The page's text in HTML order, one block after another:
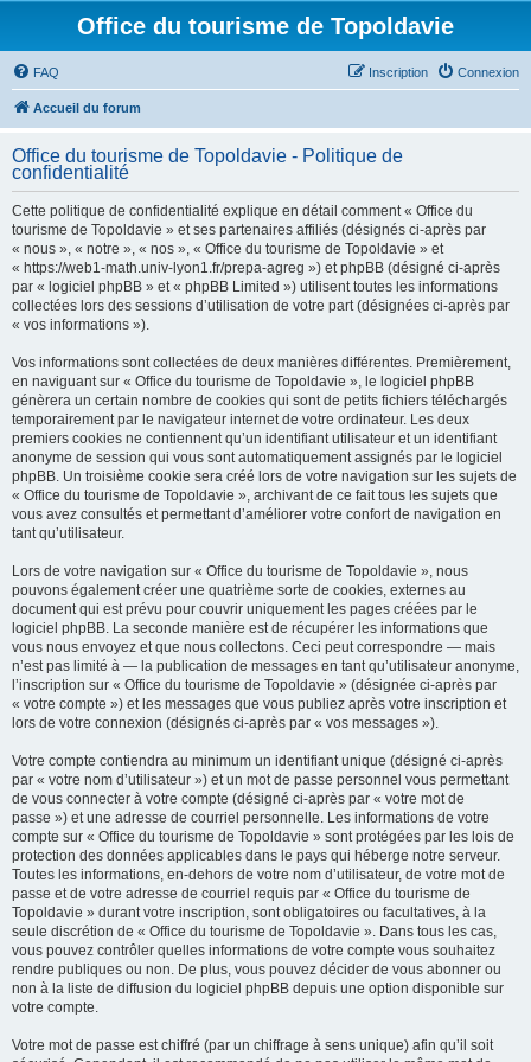
Office du tourisme de Topoldavie
FAQ Connexion
Inscription
Accueil du forum
Office du tourisme de Topoldavie - Politique de
confidentialité
Cette politique de confidentialité explique en détail comment « Office du
tourisme de Topoldavie » et ses partenaires affiliés (désignés ci-après par
« nous », « notre », « nos », « Office du tourisme de Topoldavie » et
« https://web1-math.univ-lyon1.fr/prepa-agreg ») et phpBB (désigné ci-après
par « logiciel phpBB » et « phpBB Limited ») utilisent toutes les informations
collectées lors des sessions d’utilisation de votre part (désignées ci-après par
« vos informations »).
Vos informations sont collectées de deux manières différentes. Premièrement,
en naviguant sur « Office du tourisme de Topoldavie », le logiciel phpBB
génèrera un certain nombre de cookies qui sont de petits fichiers téléchargés
temporairement par le navigateur internet de votre ordinateur. Les deux
premiers cookies ne contiennent qu’un identifiant utilisateur et un identifiant
anonyme de session qui vous sont automatiquement assignés par le logiciel
phpBB. Un troisième cookie sera créé lors de votre navigation sur les sujets de
« Office du tourisme de Topoldavie », archivant de ce fait tous les sujets que
vous avez consultés et permettant d’améliorer votre confort de navigation en
tant qu’utilisateur.
Lors de votre navigation sur « Office du tourisme de Topoldavie », nous
pouvons également créer une quatrième sorte de cookies, externes au
document qui est prévu pour couvrir uniquement les pages créées par le
logiciel phpBB. La seconde manière est de récupérer les informations que
vous nous envoyez et que nous collectons. Ceci peut correspondre — mais
n’est pas limité à — la publication de messages en tant qu’utilisateur anonyme,
l’inscription sur « Office du tourisme de Topoldavie » (désignée ci-après par
« votre compte ») et les messages que vous publiez après votre inscription et
lors de votre connexion (désignés ci-après par « vos messages »).
Votre compte contiendra au minimum un identifiant unique (désigné ci-après
par « votre nom d’utilisateur ») et un mot de passe personnel vous permettant
de vous connecter à votre compte (désigné ci-après par « votre mot de
passe ») et une adresse de courriel personnelle. Les informations de votre
compte sur « Office du tourisme de Topoldavie » sont protégées par les lois de
protection des données applicables dans le pays qui héberge notre serveur.
Toutes les informations, en-dehors de votre nom d’utilisateur, de votre mot de
passe et de votre adresse de courriel requis par « Office du tourisme de
Topoldavie » durant votre inscription, sont obligatoires ou facultatives, à la
seule discrétion de « Office du tourisme de Topoldavie ». Dans tous les cas,
vous pouvez contrôler quelles informations de votre compte vous souhaitez
rendre publiques ou non. De plus, vous pouvez décider de vous abonner ou
non à la liste de diffusion du logiciel phpBB depuis une option disponible sur
votre compte.
Votre mot de passe est chiffré (par un chiffrage à sens unique) afin qu’il soit